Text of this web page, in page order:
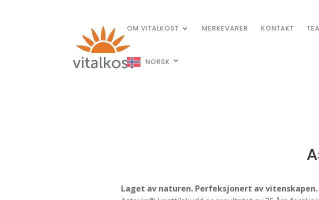
OM VITALKOST MERKEVARER KONTAKT
NORSK
Laget av naturen. Perfeksjonert av vitenskapen.